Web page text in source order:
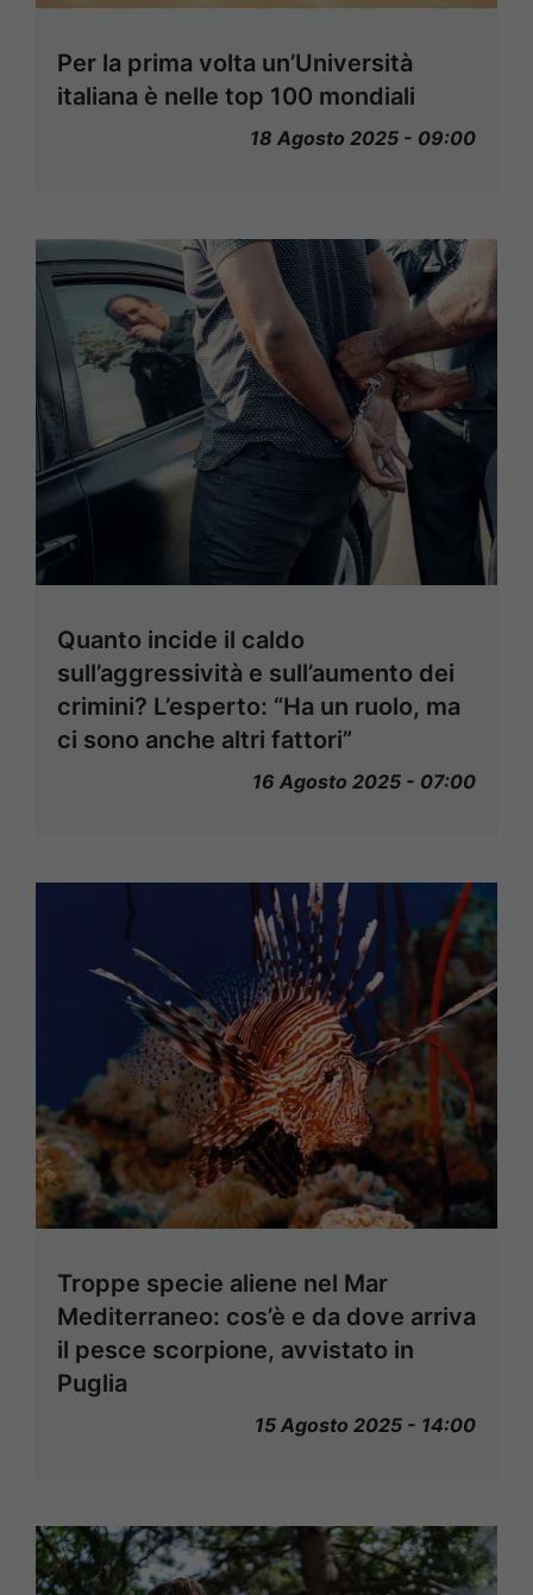
Per la prima volta un’Università
italiana è nelle top 100 mondiali
18 Agosto 2025 - 09:00
Quanto incide il caldo
sull’aggressività e sull’aumento dei
crimini? L’esperto: “Ha un ruolo, ma
ci sono anche altri fattori”
16 Agosto 2025 - 07:00
Troppe specie aliene nel Mar
Mediterraneo: cos’è e da dove arriva
il pesce scorpione, avvistato in
Puglia
15 Agosto 2025 - 14:00